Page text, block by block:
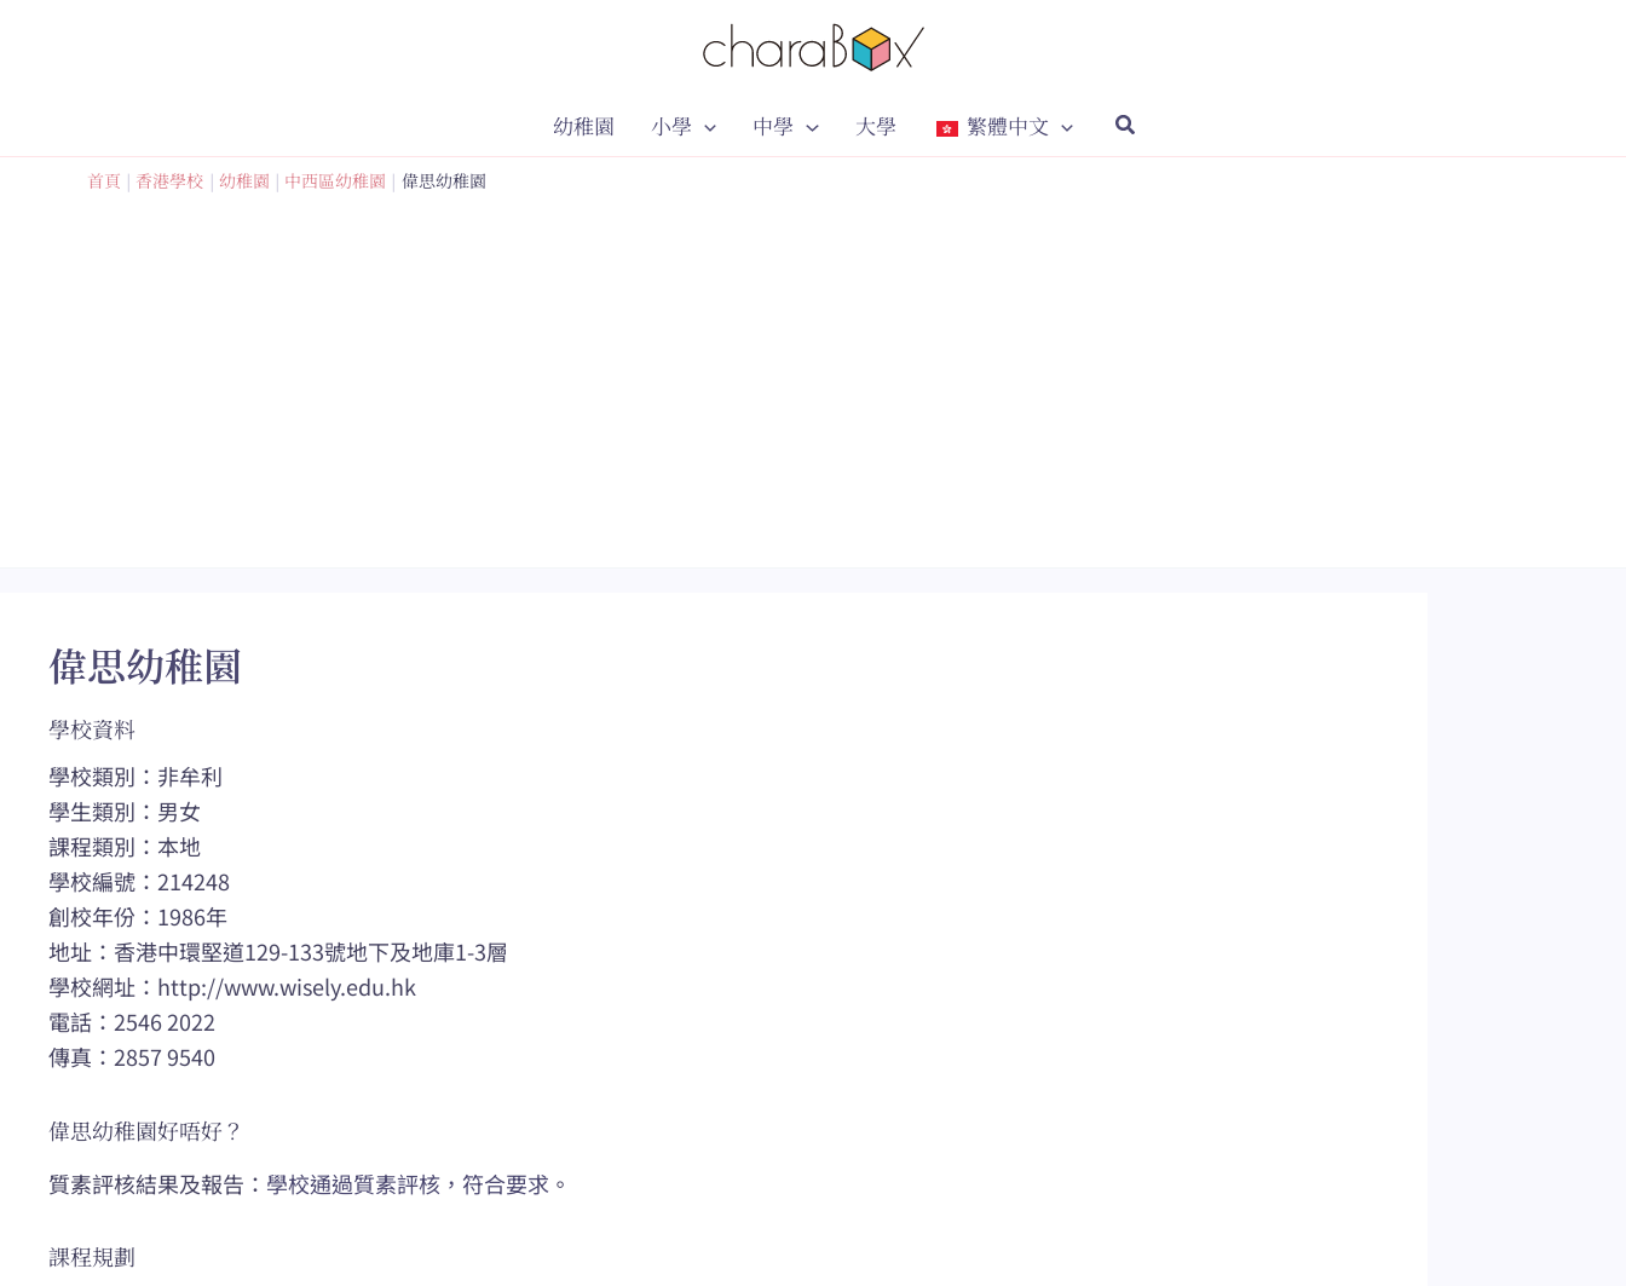
幼稚園 小學 中學 大學 繁體中文
首頁 香港學校 幼稚園 中西區幼稚園 偉思幼稚園
偉思幼稚園
學校資料
學校類別：非牟利
學生類別：男女
課程類別：本地
學校編號：214248
創校年份：1986年
地址：香港中環堅道129-133號地下及地庫1-3層
學校網址：http://www.wisely.edu.hk
電話：2546 2022
傳真：2857 9540
偉思幼稚園好唔好？
質素評核結果及報告： 學校通過質素評核，符合要求 。
課程規劃